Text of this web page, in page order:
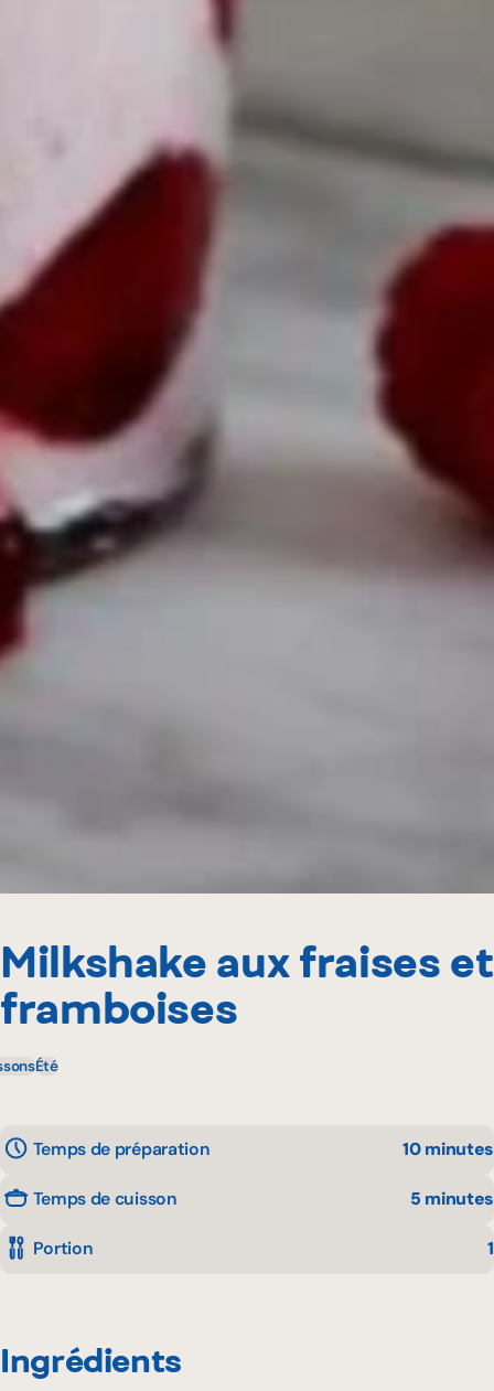
Milkshake aux fraises et
framboises
Été
Temps de préparation 10 minutes
Temps de cuisson 5 minutes
Portion 1
Ingrédients